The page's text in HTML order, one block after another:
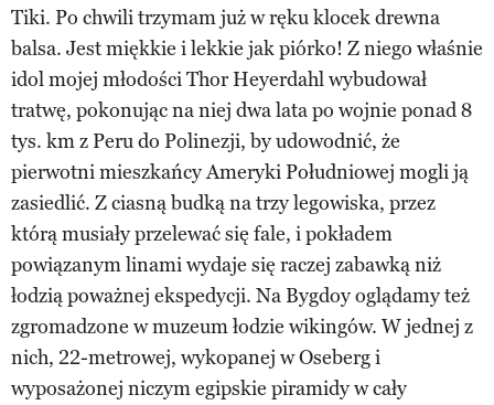
Tiki. Po chwili trzymam już w ręku klocek drewna
balsa. Jest miękkie i lekkie jak piórko! Z niego właśnie
idol mojej młodości Thor Heyerdahl wybudował
tratwę, pokonując na niej dwa lata po wojnie ponad 8
tys. km z Peru do Polinezji, by udowodnić, że
pierwotni mieszkańcy Ameryki Południowej mogli ją
zasiedlić. Z ciasną budką na trzy legowiska, przez
którą musiały przelewać się fale, i pokładem
powiązanym linami wydaje się raczej zabawką niż
łodzią poważnej ekspedycji. Na Bygdoy oglądamy też
zgromadzone w muzeum łodzie wikingów. W jednej z
nich, 22-metrowej, wykopanej w Oseberg i
wyposażonej niczym egipskie piramidy w cały